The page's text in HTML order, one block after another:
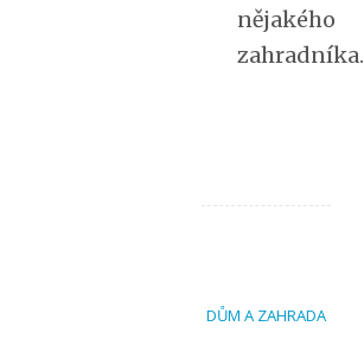
nějakého
zahradníka.
DŮM A ZAHRADA